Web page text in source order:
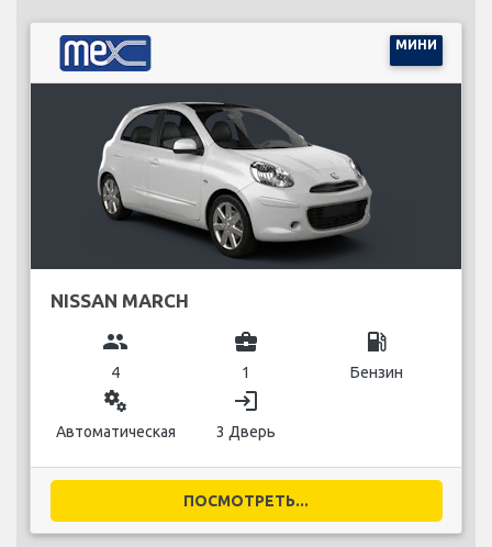
МИНИ
NISSAN MARCH
group
4
business_center
1
local_gas_station
Бензин
miscellaneous_services
Автоматическая
login
3 Дверь
ПОСМОТРЕТЬ...